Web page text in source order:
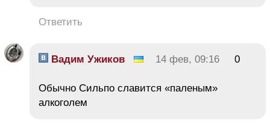
Ответить
Вадим Ужиков 14 фев, 09:16 0
Обычно Сильпо славится «паленым»
алкоголем